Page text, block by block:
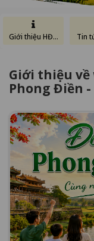
Giới thiệu HĐH
Tin
Giới thiệu
Phong Điền -